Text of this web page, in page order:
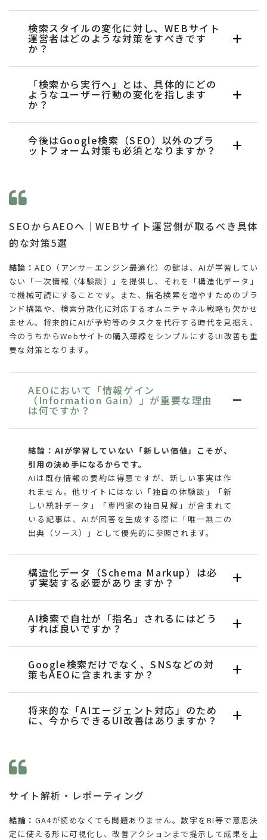
検索スタイルの変化に対し、WEBサイト
運営者はどのような対策をすべきです
か？
「検索から実行へ」とは、具体的にどの
ようなユーザー行動の変化を指します
か？
今後はGoogle検索（SEO）以外のプラ
ットフォーム対策も必須となりますか？
SEOからAEOへ｜WEBサイト運営側が取るべき具体
的な対策5選
結論：AEO（アンサーエンジン最適化）の鍵は、AIが学習してい
ない「一次情報（体験談）」を提供し、それを「構造化データ」
で機械可読にすることです。また、指名検索を増やすためのブラ
ンド構築や、検索分散化に対応するオムニチャネル戦略も欠かせ
ません。将来的にAIが予約等のタスクを代行する時代を見据え、
今のうちからWebサイトの購入導線をシンプルにするUI改善も重
要な対策となります。
AEOにおいて「情報ゲイン
（Information Gain）」が重要な理由
は何ですか？
結論：AIが学習していない「新しい価値」こそが、
引用の決め手になるからです。
AIは既存情報の要約は得意ですが、新しい事実は作
れません。他サイトにはない「独自の体験談」「新
しい統計データ」「専門家の独自見解」が含まれて
いる記事は、AIが回答を生成する際に「唯一無二の
出典（ソース）」として優先的に参照されます。
構造化データ（Schema Markup）は必
ず実装する必要がありますか？
AI検索で自社が「指名」されるにはどう
すれば良いですか？
Google検索だけでなく、SNSなどの対
策もAEOに含まれますか？
将来的な「AIエージェント対応」のため
に、今からできるUI改善はありますか？
サイト解析・レポーティング
結論： GA4が読めなくても問題ありません。数字をBI等で意思決
定に使える形に可視化し、改善アクションまで提示して成果を上